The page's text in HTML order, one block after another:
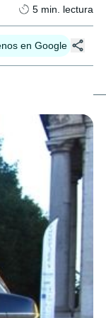
5 min. lectura
en Google